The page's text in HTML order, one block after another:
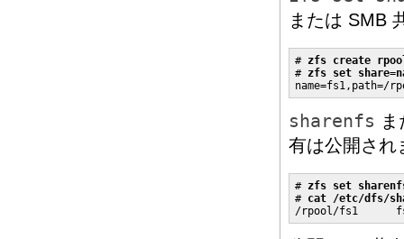
または SMB
# zfs create
# zfs set
name=fs1,path=/
sharenfs
有は公開され
# zfs set
# cat /etc/dfs/
/rpool/fs1